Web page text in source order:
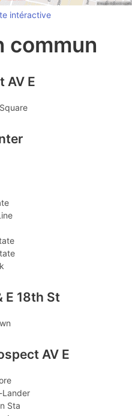
intéractive
commun
AV E
E 18th St
AV E
Lander
Sta